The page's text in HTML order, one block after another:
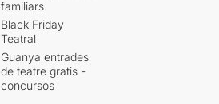
familiars
Black Friday
Teatral
Guanya entrades
de teatre gratis -
concursos